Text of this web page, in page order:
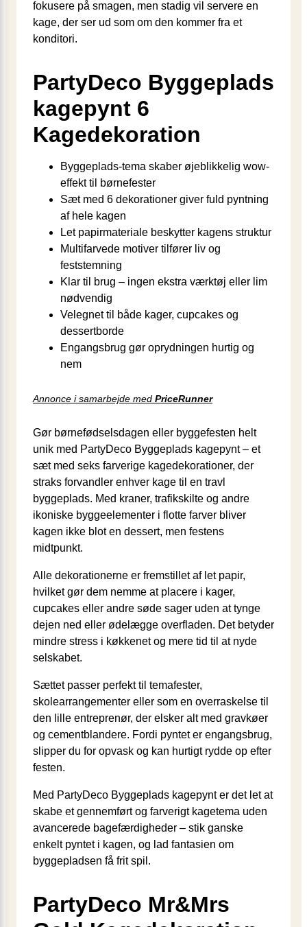
fokusere på smagen, men stadig vil servere en
kage, der ser ud som om den kommer fra et
konditori.
PartyDeco Byggeplads
kagepynt 6
Kagedekoration
Byggeplads-tema skaber øjeblikkelig wow-
effekt til børnefester
Sæt med 6 dekorationer giver fuld pyntning
af hele kagen
Let papirmateriale beskytter kagens struktur
Multifarvede motiver tilfører liv og
feststemning
Klar til brug – ingen ekstra værktøj eller lim
nødvendig
Velegnet til både kager, cupcakes og
dessertborde
Engangsbrug gør oprydningen hurtig og
nem
Annonce i samarbejde med PriceRunner
Gør børnefødselsdagen eller byggefesten helt
unik med PartyDeco Byggeplads kagepynt – et
sæt med seks farverige kagedekorationer, der
straks forvandler enhver kage til en travl
byggeplads. Med kraner, trafikskilte og andre
ikoniske byggeelementer i flotte farver bliver
kagen ikke blot en dessert, men festens
midtpunkt.
Alle dekorationerne er fremstillet af let papir,
hvilket gør dem nemme at placere i kager,
cupcakes eller andre søde sager uden at tynge
dejen ned eller ødelægge overfladen. Det betyder
mindre stress i køkkenet og mere tid til at nyde
selskabet.
Sættet passer perfekt til temafester,
skolearrangementer eller som en overraskelse til
den lille entreprenør, der elsker alt med gravkøer
og cementblandere. Fordi pyntet er engangsbrug,
slipper du for opvask og kan hurtigt rydde op efter
festen.
Med PartyDeco Byggeplads kagepynt er det let at
skabe et gennemført og farverigt kagetema uden
avancerede bagefærdigheder – stik ganske
enkelt pyntet i kagen, og lad fantasien om
byggepladsen få frit spil.
PartyDeco Mr&Mrs